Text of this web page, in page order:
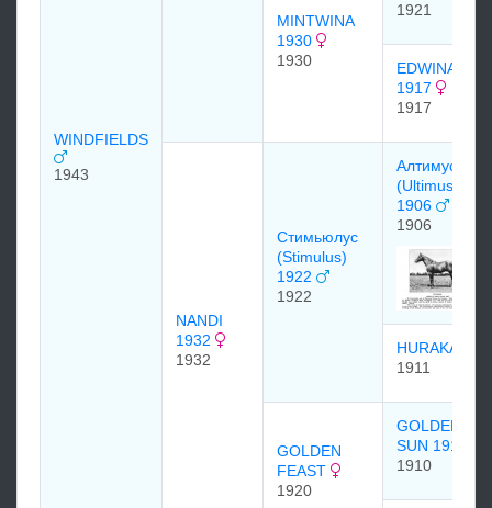
WINDFIELDS
1943
MINTWINA
1930
1930
1921
EDWINA
1917
1917
NANDI
1932
1932
Стимьюлус
(Stimulus)
1922
1922
Алтимус
(Ultimus)
1906
1906
HURAKAN
1911
GOLDEN
FEAST
1920
GOLDEN
SUN 1910
1910